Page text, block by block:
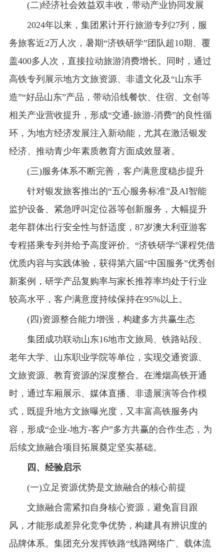
(二)经济社会效益双丰收，带动产业协同发展
2024年以来，集团累计开行旅游专列27列，服
务旅客近2万人次，暑期“济铁研学”团队超10期、覆
盖400多人次，直接拉动旅游消费增长。同时，通过
高铁专列展示地方文旅资源、非遗文化及“山东手
造”“好品山东”产品，带动沿线餐饮、住宿、文创等
相关产业营收提升，形成“交通-旅游-消费”的良性循
环，为地方经济发展注入新动能，尤其在激活银发
经济、推动青少年素质教育方面成效显著。
(三)服务体系不断完善，客户满意度稳步提升
针对银发旅客推出的“五心服务标准”及AI智能
监护设备、紧急呼叫定位器等创新服务，大幅提升
老年群体出行安全性与舒适度，87岁澳大利亚游客
专程搭乘专列并给予高度评价。“济铁研学”课程凭借
优质内容与实践体验，获得第六届“中国服务”优秀创
新案例，研学产品复购率与家长推荐率均处于行业
较高水平，客户满意度持续保持在95%以上。
(四)资源整合能力增强，构建多方共赢生态
集团成功联动山东16地市文旅局、铁路站段、
老年大学、山东职业学院等单位，实现交通资源、
文旅资源、教育资源的深度整合。在潍烟高铁开通
时，通过车厢展示、媒体直播、非遗展演等合作模
式，既提升地方文旅曝光度，又丰富高铁服务内
容，形成“企业-地方-客户”多方共赢的合作生态，为
后续文旅融合项目拓展奠定坚实基础。
四、经验启示
(一)立足资源优势是文旅融合的核心前提
文旅融合需紧扣自身核心资源，避免盲目跟
风，才能形成差异化竞争优势，构建具有辨识度的
品牌体系。集团充分发挥铁路“线路网络广、载体流